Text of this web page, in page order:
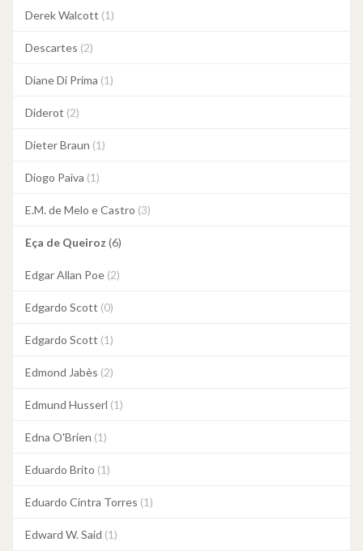
Derek Walcott (1)
Descartes (2)
Diane Di Prima (1)
Diderot (2)
Dieter Braun (1)
Diogo Paiva (1)
E.M. de Melo e Castro (3)
Eça de Queiroz (6)
Edgar Allan Poe (2)
Edgardo Scott (0)
Edgardo Scott (1)
Edmond Jabès (2)
Edmund Husserl (1)
Edna O'Brien (1)
Eduardo Brito (1)
Eduardo Cintra Torres (1)
Edward W. Said (1)